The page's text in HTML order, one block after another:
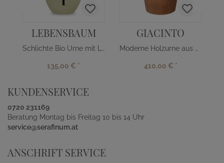
LEBENSBAUM
Schlichte Bio Urne mit Lebensbaum
135,00 € *
GIACINTO
Moderne Holzurne aus Kirschbaum
410,00 € *
KUNDENSERVICE
0720 231169
Beratung Montag bis Freitag 10 bis 14 Uhr
service@serafinum.at
ANSCHRIFT SERVICE